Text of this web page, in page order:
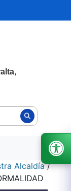
Alcaldía/